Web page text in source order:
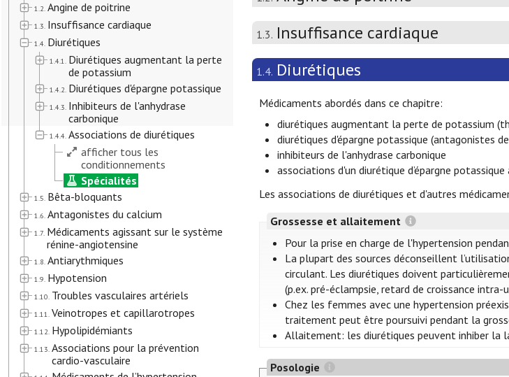
1.2. Angine de poitrine
1.3. Insuffisance cardiaque
1.4. Diurétiques
1.4.1. Diurétiques augmentant la perte
de potassium
1.4.2. Diurétiques d'épargne potassique
1.4.3. Inhibiteurs de l'anhydrase
carbonique
1.4.4. Associations de diurétiques
afficher tous les
conditionnements
Spécialités
1.5. Bêta-bloquants
1.6. Antagonistes du calcium
1.7. Médicaments agissant sur le système
rénine-angiotensine
1.8. Antiarythmiques
1.9. Hypotension
1.10. Troubles vasculaires artériels
1.11. Veinotropes et capillarotropes
1.12. Hypolipidémiants
1.13. Associations pour la prévention
cardio-vasculaire
1.3. Insuffisance cardiaque
1.4. Diurétiques
Médicaments abordés dans ce chapitre:
diurétiques augmentant la perte de potassium
diurétiques d'épargne potassique (antagonistes
inhibiteurs de l'anhydrase carbonique
associations d'un diurétique d’épargne
Les associations de diurétiques et d'autres
Grossesse et allaitement
Pour la prise en charge de l'hypertension
La plupart des sources déconseillent
circulant. Les diurétiques doivent
(p.ex. pré-éclampsie, retard de croissance intra-
Chez les femmes avec une hypertension
traitement peut être poursuivi pendant la
Allaitement: les diurétiques peuvent inhiber la
Posologie